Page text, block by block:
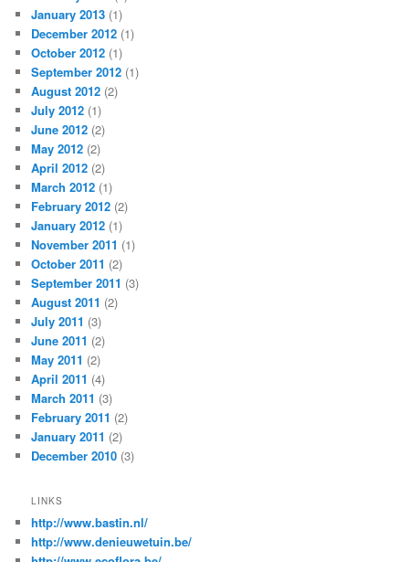
January 2013 (1)
December 2012 (1)
October 2012 (1)
September 2012 (1)
August 2012 (2)
July 2012 (1)
June 2012 (2)
May 2012 (2)
April 2012 (2)
March 2012 (1)
February 2012 (2)
January 2012 (1)
November 2011 (1)
October 2011 (2)
September 2011 (3)
August 2011 (2)
July 2011 (3)
June 2011 (2)
May 2011 (2)
April 2011 (4)
March 2011 (3)
February 2011 (2)
January 2011 (2)
December 2010 (3)
LINKS
http://www.bastin.nl/
http://www.denieuwetuin.be/